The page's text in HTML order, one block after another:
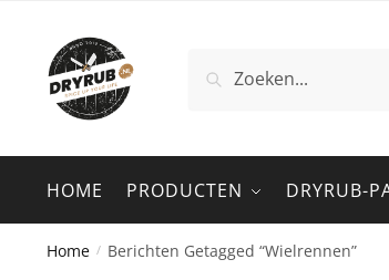
Zoeken
HOME PRODUCTEN DRYRUB-
Home / Berichten Getagged “Wielrennen”